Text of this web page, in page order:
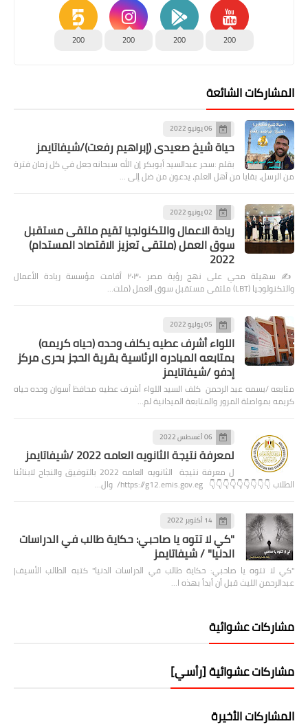
200
200
200
200
المشاركات الشائعة
06 يونيو 2022
حياة شيخ صعيدى (إبراهيم رفعت)/شيفاتايمز
بقلم :سحر عبدالسيد أبوبكر إن الله سبحانه جعل في كل زمان فترة
من الرسل، بقايا من أهل العلم، يدعون من ضل إلى …
02 يونيو 2022
ريادة الاعمال والتكنولجيا تقيم ملتقى مستقبل
سوق العمل (ملتقى تعزيز الاقتصاد المستدام)
2022
✍️ سهيلة محي على نهج رؤية مصر ٢٠٣٠ أقامت مؤسسة ريادة الأعمال
والتكنولوجيا (LBT) ملتقى مستقبل سوق العمل (ملت…
05 يوليو 2022
اللواء أشرف عطيه يكلف وحده (حياه كريمه)
بمتابعه المبادره الرئاسية بقرية الحجز بحرى مركز
إدفو /شيفاتايمز
متابعه /بسمه عبد الرحمن كلف السيد اللواء أشرف عطيه محافظ أسوان وحده حياه
كريمه بمواصلة المرور والمتابعة الميدانية لم…
06 أغسطس 2022
لمعرفة نتيجة الثانويه العامه 2022 /شيفاتايمز
ل معرفة نتيجة الثانويه العامه 2022 بالتوفيق والنجاح لابنائنا
الطلاب 👇👇👇👇👇👇👇👇👇 https://g12.emis.gov.eg/ وال…
14 أكتوبر 2022
"كي لا تتوه يا صاحبي: حكاية طالب في الدراسات
الدنيا" / شيفاتايمز
"كي لا تتوه يا صاحبي: حكاية طالب في الدراسات الدنيا" كتبه الطالب الأسيف|
عبدالرحمن الليث قبل أن أبدأ بهذه ا…
مشاركات عشوائية
مشاركات عشوائية [رأسي]
المشاركات الأخيرة